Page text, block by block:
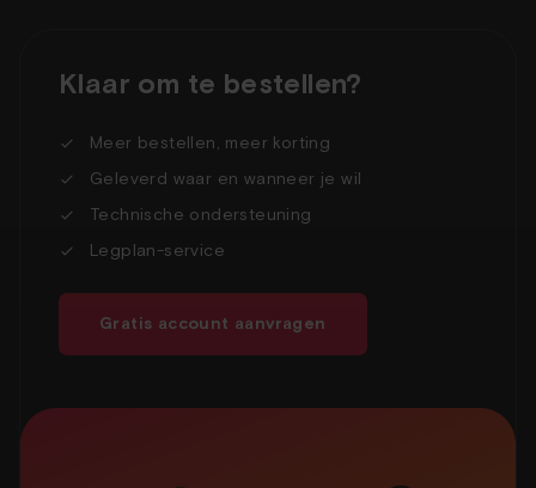
Klaar om te bestellen?
Meer bestellen, meer korting
Geleverd waar en wanneer je wil
Technische ondersteuning
Legplan-service
Gratis account aanvragen